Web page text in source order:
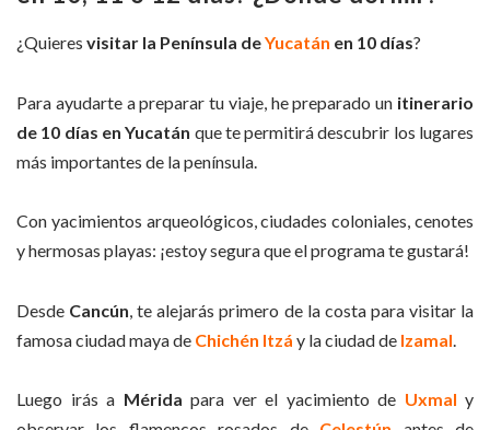
¿Quieres visitar la Península deYucatán en 10 días?
Para ayudarte a preparar tu viaje, he preparado un itinerario
de 10 días en Yucatán que te permitirá descubrir los lugares
más importantes de la península.
Con yacimientos arqueológicos, ciudades coloniales, cenotes
y hermosas playas: ¡estoy segura que el programa te gustará!
Desde Cancún , te alejarás primero de la costa para visitar la
famosa ciudad maya de Chichén Itzá y la ciudad de Izamal
Luego irás a Mérida para ver el yacimiento de Uxmal y